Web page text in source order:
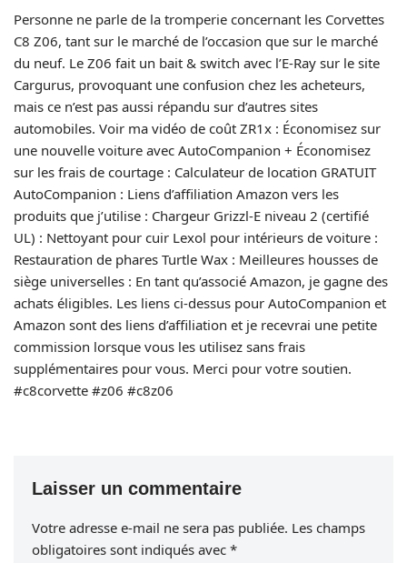
Personne ne parle de la tromperie concernant les Corvettes
C8 Z06, tant sur le marché de l’occasion que sur le marché
du neuf. Le Z06 fait un bait & switch avec l’E-Ray sur le site
Cargurus, provoquant une confusion chez les acheteurs,
mais ce n’est pas aussi répandu sur d’autres sites
automobiles. Voir ma vidéo de coût ZR1x : Économisez sur
une nouvelle voiture avec AutoCompanion + Économisez
sur les frais de courtage : Calculateur de location GRATUIT
AutoCompanion : Liens d’affiliation Amazon vers les
produits que j’utilise : Chargeur Grizzl-E niveau 2 (certifié
UL) : Nettoyant pour cuir Lexol pour intérieurs de voiture :
Restauration de phares Turtle Wax : Meilleures housses de
siège universelles : En tant qu’associé Amazon, je gagne des
achats éligibles. Les liens ci-dessus pour AutoCompanion et
Amazon sont des liens d’affiliation et je recevrai une petite
commission lorsque vous les utilisez sans frais
supplémentaires pour vous. Merci pour votre soutien.
#c8corvette #z06 #c8z06
Laisser un commentaire
Votre adresse e-mail ne sera pas publiée. Les champs
obligatoires sont indiqués avec *